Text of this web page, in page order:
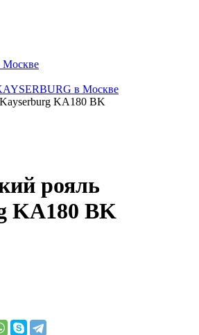
Москве
в Москве
KA180 BK
рояль
KA180 BK